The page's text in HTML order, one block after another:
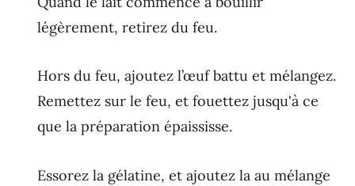
légèrement, retirez du feu.
Hors du feu, ajoutez l’œuf battu et mélangez.
Remettez sur le feu, et fouettez jusqu'à ce
que la préparation épaississe.
Essorez la gélatine, et ajoutez la au mélange